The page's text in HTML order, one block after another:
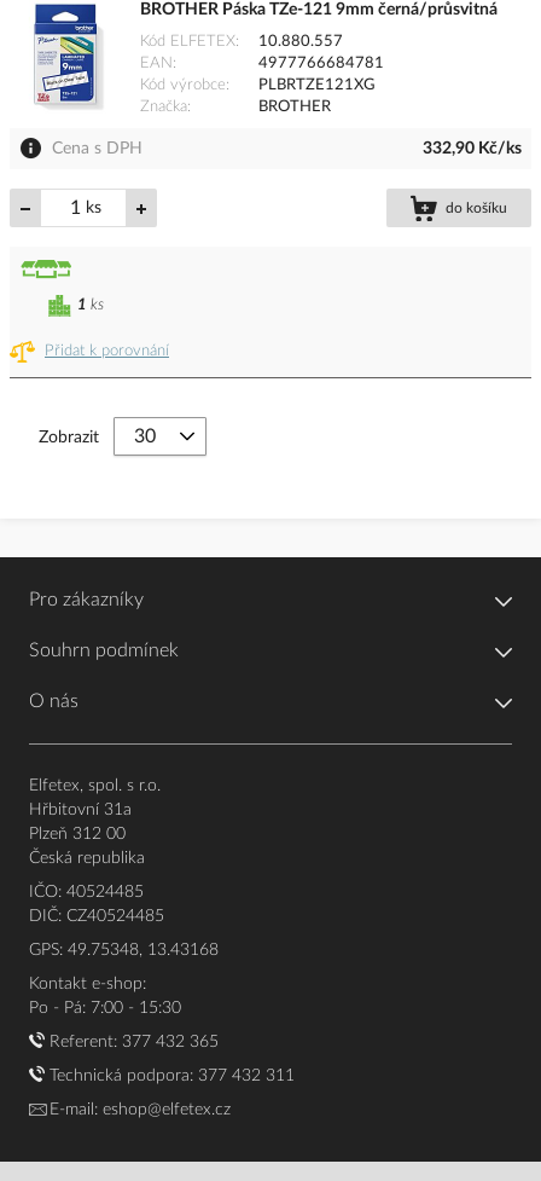
BROTHER Páska TZe-121 9mm černá/průsvitná
Kód ELFETEX
10.880.557
EAN
4977766684781
Kód výrobce
PLBRTZE121XG
Značka
BROTHER
Cena s DPH 332,90 Kč/ks
ks do košíku
Přidat k porovnání
1 ks
Zobrazit
Pro zákazníky
Souhrn podmínek
O nás
Elfetex, spol. s r.o.
Hřbitovní 31a
Plzeň 312 00
Česká republika
IČO: 40524485
DIČ: CZ40524485
GPS: 49.75348, 13.43168
Kontakt e-shop:
Po - Pá: 7:00 - 15:30
Referent: 377 432 365
Technická podpora: 377 432 311
E-mail: eshop@elfetex.cz